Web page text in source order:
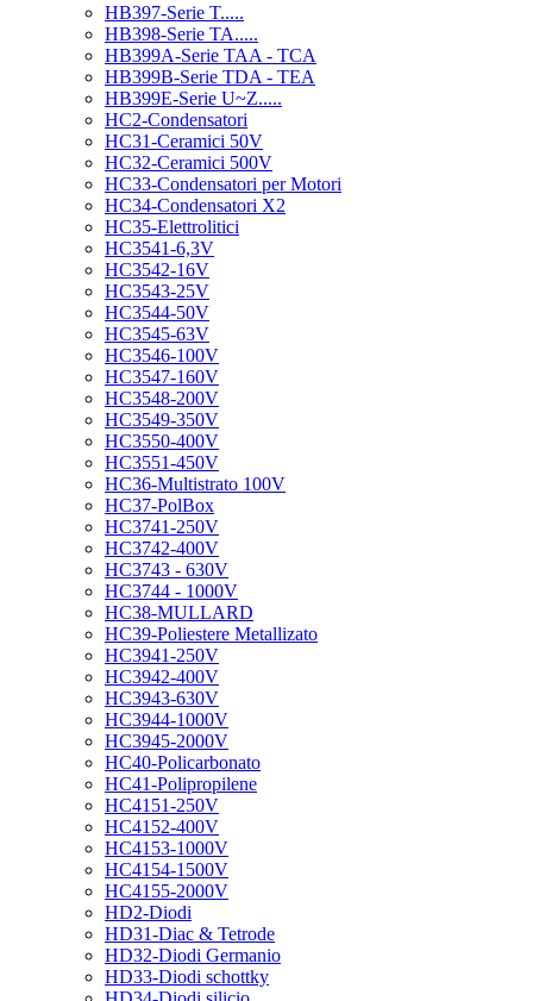
HB397-Serie T.....
HB398-Serie TA.....
HB399A-Serie TAA - TCA
HB399B-Serie TDA - TEA
HB399E-Serie U~Z.....
HC2-Condensatori
HC31-Ceramici 50V
HC32-Ceramici 500V
HC33-Condensatori per Motori
HC34-Condensatori X2
HC35-Elettrolitici
HC3541-6,3V
HC3542-16V
HC3543-25V
HC3544-50V
HC3545-63V
HC3546-100V
HC3547-160V
HC3548-200V
HC3549-350V
HC3550-400V
HC3551-450V
HC36-Multistrato 100V
HC37-PolBox
HC3741-250V
HC3742-400V
HC3743 - 630V
HC3744 - 1000V
HC38-MULLARD
HC39-Poliestere Metallizato
HC3941-250V
HC3942-400V
HC3943-630V
HC3944-1000V
HC3945-2000V
HC40-Policarbonato
HC41-Polipropilene
HC4151-250V
HC4152-400V
HC4153-1000V
HC4154-1500V
HC4155-2000V
HD2-Diodi
HD31-Diac & Tetrode
HD32-Diodi Germanio
HD33-Diodi schottky